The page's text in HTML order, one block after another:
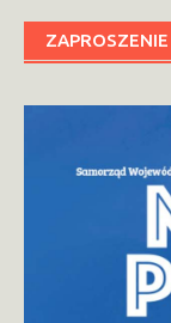
ZAPROSZENIE